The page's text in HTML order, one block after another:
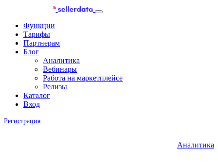
Функции
Тарифы
Партнерам
Блог
Аналитика
Вебинары
Работа на маркетплейсе
Релизы
Каталог
Вход
Регистрация
Аналитика